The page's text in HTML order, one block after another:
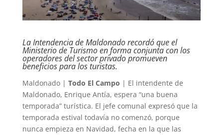
La Intendencia de Maldonado recordó que el
Ministerio de Turismo en forma conjunta con los
operadores del sector privado promueven
beneficios para los turistas.
Maldonado | Todo El Campo | El intendente de
Maldonado, Enrique Antía, espera “una buena
temporada” turística. El jefe comunal expresó que la
temporada estival todavía no comenzó, porque
nunca empieza en Navidad, fecha en la que las